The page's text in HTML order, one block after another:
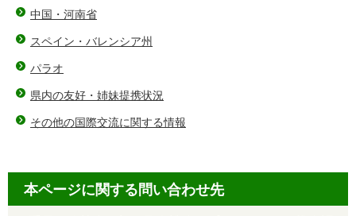
中国・河南省
スペイン・バレンシア州
パラオ
県内の友好・姉妹提携状況
その他の国際交流に関する情報
本ページに関する問い合わせ先